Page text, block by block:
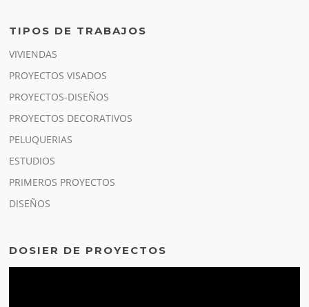
TIPOS DE TRABAJOS
VIVIENDAS
PROYECTOS VISADOS
PROYECTOS-DISEÑOS
PROYECTOS DECORATIVOS
PELUQUERIAS
ESTUDIOS
PRIMEROS PROYECTOS
DISEÑOS
DOSIER DE PROYECTOS